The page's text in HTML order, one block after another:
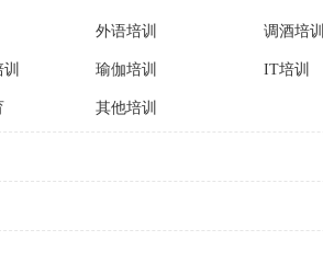
外语培训 调酒培训
瑜伽培训 IT培训
其他培训